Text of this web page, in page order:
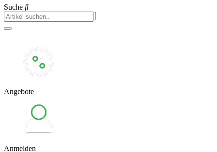
Suche
Angebote
Anmelden